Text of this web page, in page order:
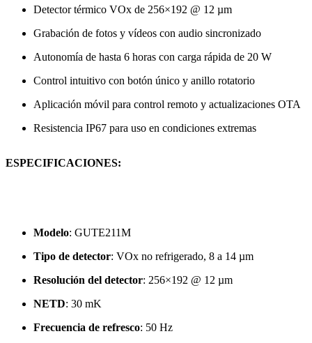
Detector térmico VOx de 256×192 @ 12 µm
Grabación de fotos y vídeos con audio sincronizado
Autonomía de hasta 6 horas con carga rápida de 20 W
Control intuitivo con botón único y anillo rotatorio
Aplicación móvil para control remoto y actualizaciones OTA
Resistencia IP67 para uso en condiciones extremas
ESPECIFICACIONES:
Modelo: GUTE211M
Tipo de detector: VOx no refrigerado, 8 a 14 µm
Resolución del detector: 256×192 @ 12 µm
NETD: 30 mK
Frecuencia de refresco: 50 Hz